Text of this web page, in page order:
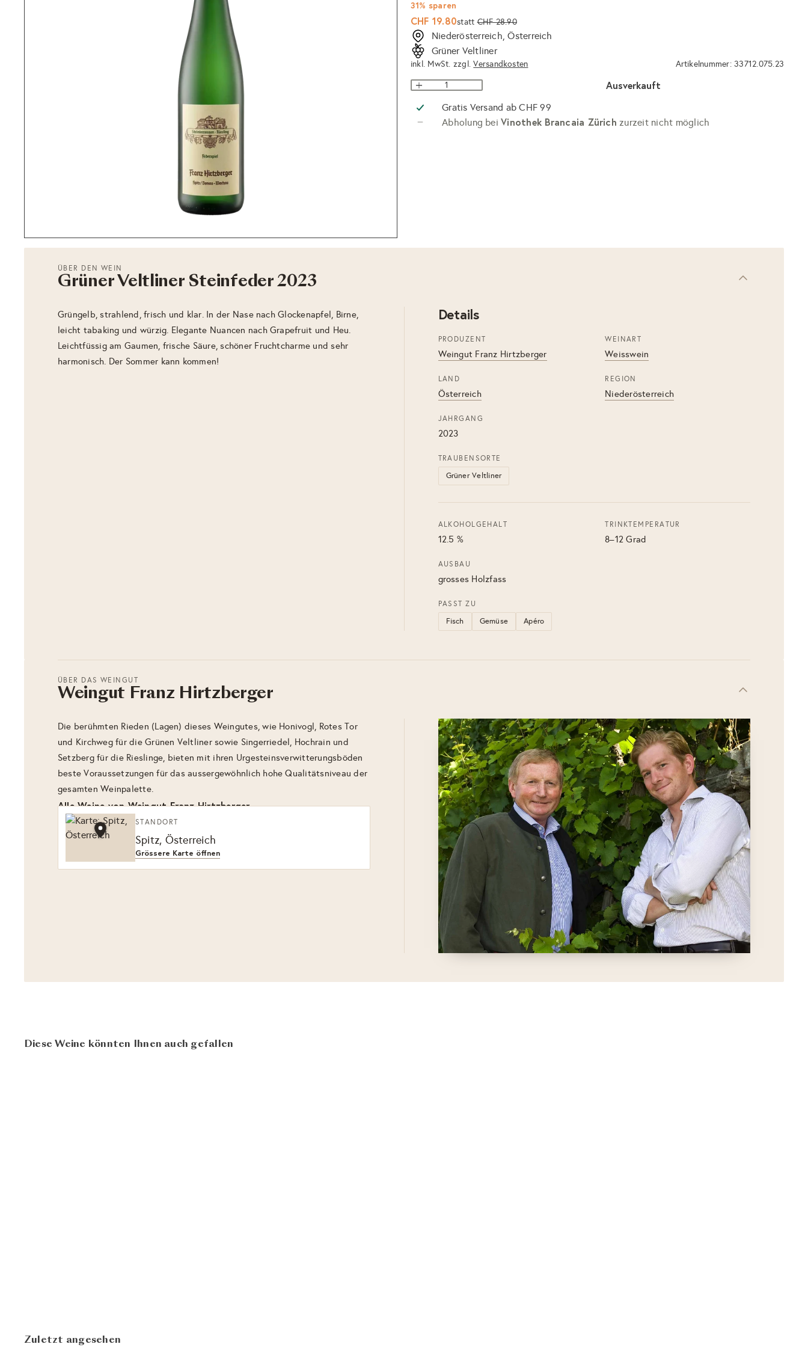
31% sparen
Sonderpreis
CHF 19.80
Normaler
Preis
stattCHF 28.90
Niederösterreich, Österreich
Grüner Veltliner
inkl. MwSt. zzgl.Versandkosten Artikelnummer: 33712.075.23
Ausverkauft
Gratis Versand ab CHF 99
Abholung beiVinothek Brancaia Zürich zurzeit nicht möglich
ÜBER DEN WEIN
Grüner Veltliner Steinfeder 2023
Grüngelb, strahlend, frisch und klar. In der Nase nach Glockenapfel, Birne,
leicht tabaking und würzig. Elegante Nuancen nach Grapefruit und Heu.
Leichtfüssig am Gaumen, frische Säure, schöner Fruchtcharme und sehr
harmonisch. Der Sommer kann kommen!
Details
PRODUZENT
Weingut Franz Hirtzberger
WEINART
Weisswein
LAND
Österreich
REGION
Niederösterreich
JAHRGANG
2023
TRAUBENSORTE
Grüner Veltliner
ALKOHOLGEHALT
12.5 %
TRINKTEMPERATUR
8–12 Grad
AUSBAU
grosses Holzfass
PASST ZU
Fisch Gemüse Apéro
ÜBER DAS WEINGUT
Weingut Franz Hirtzberger
Die berühmten Rieden (Lagen) dieses Weingutes, wie Honivogl, Rotes Tor
und Kirchweg für die Grünen Veltliner sowie Singerriedel, Hochrain und
Setzberg für die Rieslinge, bieten mit ihren Urgesteinsverwitterungsböden
beste Voraussetzungen für das aussergewöhnlich hohe Qualitätsniveau der
gesamten Weinpalette.
Alle Weine von Weingut Franz Hirtzberger
STANDORT
Spitz, Österreich
Grössere Karte öffnen
Diese Weine könnten Ihnen auch gefallen
Zuletzt angesehen